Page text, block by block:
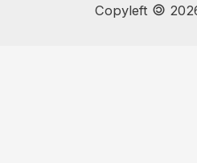
Copyleft 🄯